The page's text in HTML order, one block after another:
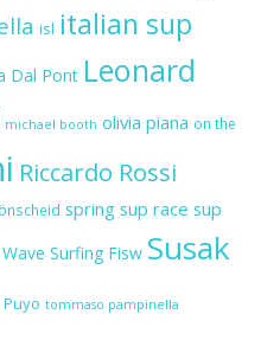
isl italian sup
Dal Pont Leonard
michael booth olivia piana on the
Riccardo Rossi
spring sup race sup
Surfing Fisw Susak
tommaso pampinella